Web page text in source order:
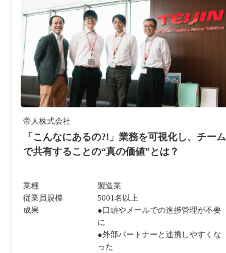
帝人株式会社
「こんなにあるの?!」業務を可視化し、チーム
で共有することの“真の価値”とは？
業種
製造業
従業員規模
5001名以上
成果
●口頭やメールでの進捗管理が不要
に
●外部パートナーと連携しやすくな
った